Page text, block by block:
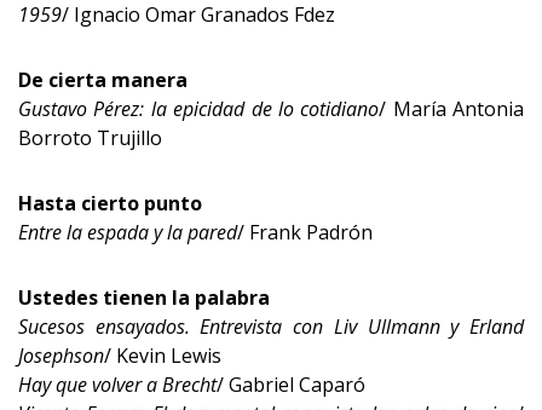
1959/ Ignacio Omar Granados Fdez
De cierta manera
Gustavo Pérez: la epicidad de lo cotidiano/ María Antonia
Borroto Trujillo
Hasta cierto punto
Entre la espada y la pared/ Frank Padrón
Ustedes tienen la palabra
Sucesos ensayados. Entrevista con Liv Ullmann y Erland
Josephson/ Kevin Lewis
Hay que volver a Brecht/ Gabriel Caparó